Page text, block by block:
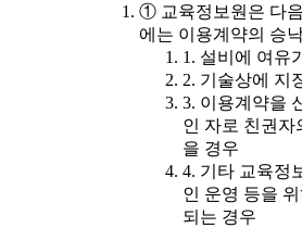
① 교육정보원은 다
에는 이용계약의 승
1. 설비에 여유
2. 기술상에 지
3. 이용계약을
인 자로 친권자
을 경우
4. 기타 교육정
인 운영 등을
되는 경우